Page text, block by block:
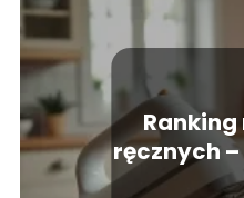
ręcznych
warto